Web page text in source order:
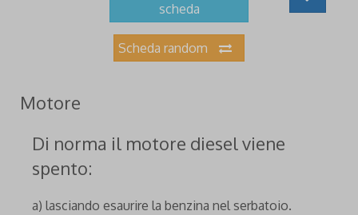
scheda
Scheda random
Motore
Di norma il motore diesel viene
spento:
a) lasciando esaurire la benzina nel serbatoio.